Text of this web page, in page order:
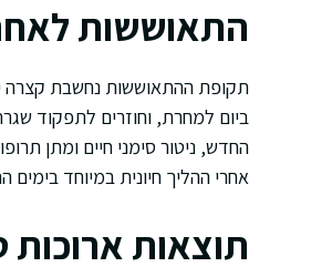
התאוששות
תקופת ההתאוששות נחשבת קצרה
ביום למחרת, וחוזרים לתפקוד
החדש, ניטור סימני חיים ומתן
אחרי ההליך חיונית במיוחד בימים
תוצאות ארוכות